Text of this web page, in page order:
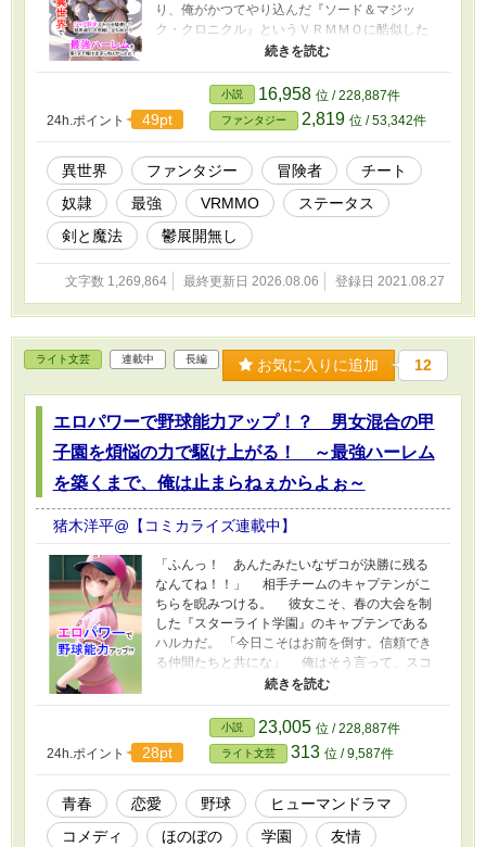
り、俺がかつてやり込んだ『ソード＆マジッ
ク・クロニクル』というＶＲＭＭＯに酷似した
システムを持つ異世界のようだ。 俺に初期ス
キルとして与えられた『ジョブ設定』は、相当
に便利そうだ。 このスキルを使えば可愛い女
の子たちを強化することができる。 俺だけの
最強ハーレムパーティを築くことも夢ではな
い。 え？ ああ、『ミッション』の件？ 何
か『３０年後の世界滅亡を回避せよ』とか書い
てあるな。 まだまだ先のことだし、実感が湧
かない。 ハーレム作戦のついでに、ほどほど
に取り組んでいくよ。 ……むっ！？ あれ
は……。 馬車がゴブリンの群れに追われてい
る。 さっそく助けてやることにしよう。 美
少女が乗っている気配も感じるしな！ 俺を止
めようとしてもムダだぜ？ 最強ハーレムを築
陣営に死者や離反者は出ません。 ※主人公の
精神的挫折はありません。
24h.ポイント 49pt
小説 16,958 位 / 228,887件
ファンタジー 2,819 位 / 53,342件
異世界 ファンタジー 冒険者
チート
奴隷
最強 VRMMO
ステータス
剣と魔法
鬱展開無し
文字数 1,269,864 最終更新日 2026.08.06 登録日 2021.08.27
ライト文芸 連載中 長編 お気に入りに追加 12
エロパワーで野球能力アップ！？ 男女混合の甲
子園を煩悩の力で駆け上がる！ ～最強ハーレム
を築くまで、俺は止まらねぇからよぉ～
猪木洋平@【コミカライズ連載中】
「ふんっ！ あんたみたいなザコが決勝に残る
なんてね！！」 相手チームのキャプテンがこ
ちらを睨みつける。 彼女こそ、春の大会を制
した『スターライト学園』のキャプテンである
ハルカだ。 「今日こそはお前を倒す。信頼でき
る仲間たちと共にな」 俺はそう言って、スコ
アボードに表示された名前を見た。 そこには
こう書かれている。 先攻・桃色青春高校 1番
左・セツナ 2番二・マ キ 3番投・龍之介 4番
一・ミ オ 5番三・チハル 6番右・サ ユ 7番
遊・アイリ 8番捕・ユ イ 9番中・ノゾミ 俺
以外は全員が女性だ。 ここ数十年で、スポー
ツ医学も随分と発達した。 男女の差は小さ
い。 何より、俺たち野球にかける想いは誰に
も負けないはずだ！！ 「ふーん……、面白いじ
24h.ポイント 28pt
小説 23,005 位 / 228,887件
ライト文芸 313 位 / 9,587件
青春 恋愛 野球
ヒューマンドラマ
コメディ
ほのぼの 学園
友情